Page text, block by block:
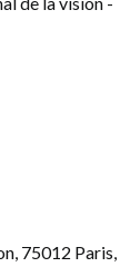
75012 Paris,